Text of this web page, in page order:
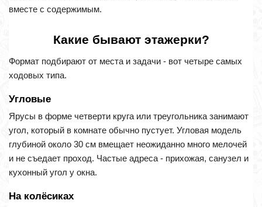
вместе с содержимым.
Какие бывают этажерки?
Формат подбирают от места и задачи - вот четыре самых
ходовых типа.
Угловые
Ярусы в форме четверти круга или треугольника занимают
угол, который в комнате обычно пустует. Угловая модель
глубиной около 30 см вмещает неожиданно много мелочей
и не съедает проход. Частые адреса - прихожая, санузел и
кухонный угол у окна.
На колёсиках